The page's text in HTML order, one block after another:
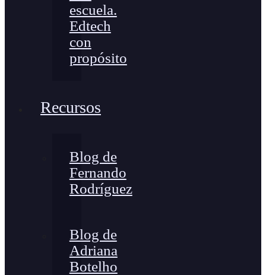
escuela.
Edtech
con
propósito
Recursos
Blog de
Fernando
Rodríguez
Blog de
Adriana
Botelho